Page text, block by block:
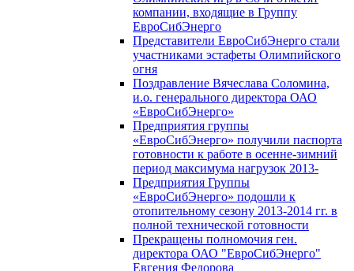
компании, входящие в Группу
ЕвроСибЭнерго
Представители ЕвроСибЭнерго стали
участниками эстафеты Олимпийского
огня
Поздравление Вячеслава Соломина,
и.о. генерального директора ОАО
«ЕвроСибЭнерго»
Предприятия группы
«ЕвроСибЭнерго» получили паспорта
готовности к работе в осенне-зимний
период максимума нагрузок 2013-
Предприятия Группы
«ЕвроСибЭнерго» подошли к
отопительному сезону 2013-2014 гг. в
полной технической готовности
Прекращены полномочия ген.
директора ОАО "ЕвроСибЭнерго"
Евгения Федорова